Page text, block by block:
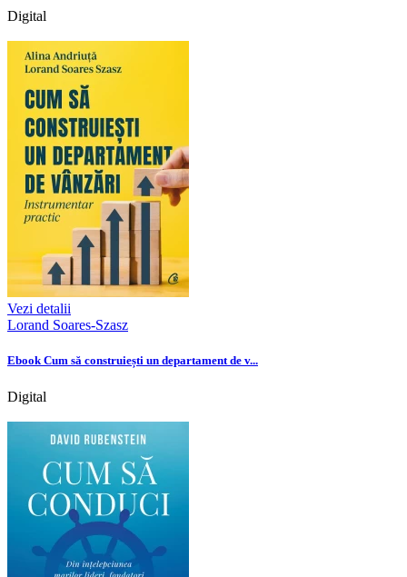
Digital
Vezi detalii
Lorand Soares-Szasz
Ebook Cum să construiești un departament de v...
Digital